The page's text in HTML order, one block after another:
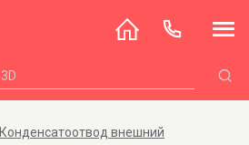
Конденсатоотвод внешний